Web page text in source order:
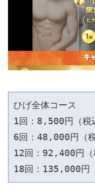
ひげ全体コース
1回：8,500円（税
6回：48,000円（税
12回：92,400円（
18回：135,000円